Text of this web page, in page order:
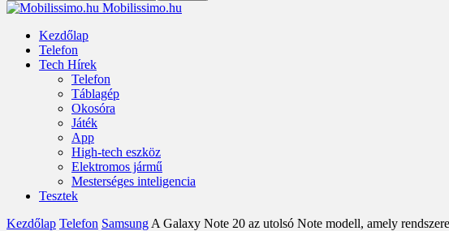
Mobilissimo.hu
Kezdőlap
Telefon
Tech Hírek
Telefon
Táblagép
Okosóra
Játék
App
High-tech eszköz
Elektromos jármű
Mesterséges inteligencia
Tesztek
Kezdőlap Telefon Samsung A Galaxy Note 20 az utolsó Note modell, amely